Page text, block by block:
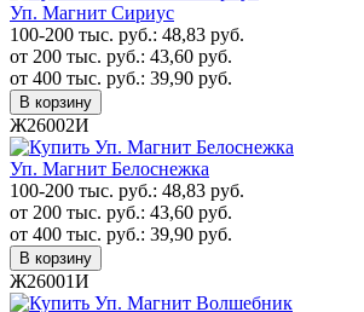
Уп. Магнит Сириус
100-200 тыс. руб.: 48,83 руб.
от 200 тыс. руб.: 43,60 руб.
от 400 тыс. руб.: 39,90 руб.
В корзину
Ж26002И
Уп. Магнит Белоснежка
100-200 тыс. руб.: 48,83 руб.
от 200 тыс. руб.: 43,60 руб.
от 400 тыс. руб.: 39,90 руб.
В корзину
Ж26001И